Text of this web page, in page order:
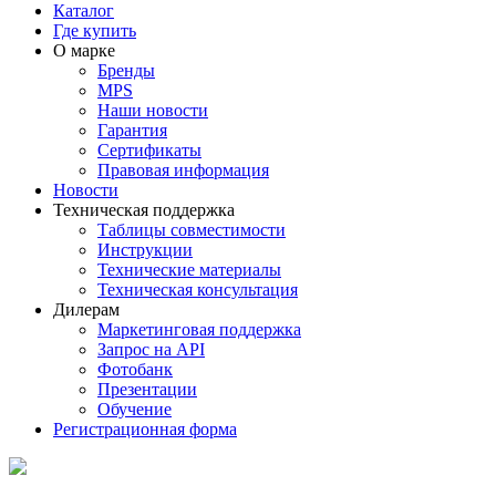
Каталог
Где купить
О марке
Бренды
MPS
Наши новости
Гарантия
Сертификаты
Правовая информация
Новости
Техническая поддержка
Таблицы совместимости
Инструкции
Технические материалы
Техническая консультация
Дилерам
Маркетинговая поддержка
Запрос на API
Фотобанк
Презентации
Обучение
Регистрационная форма